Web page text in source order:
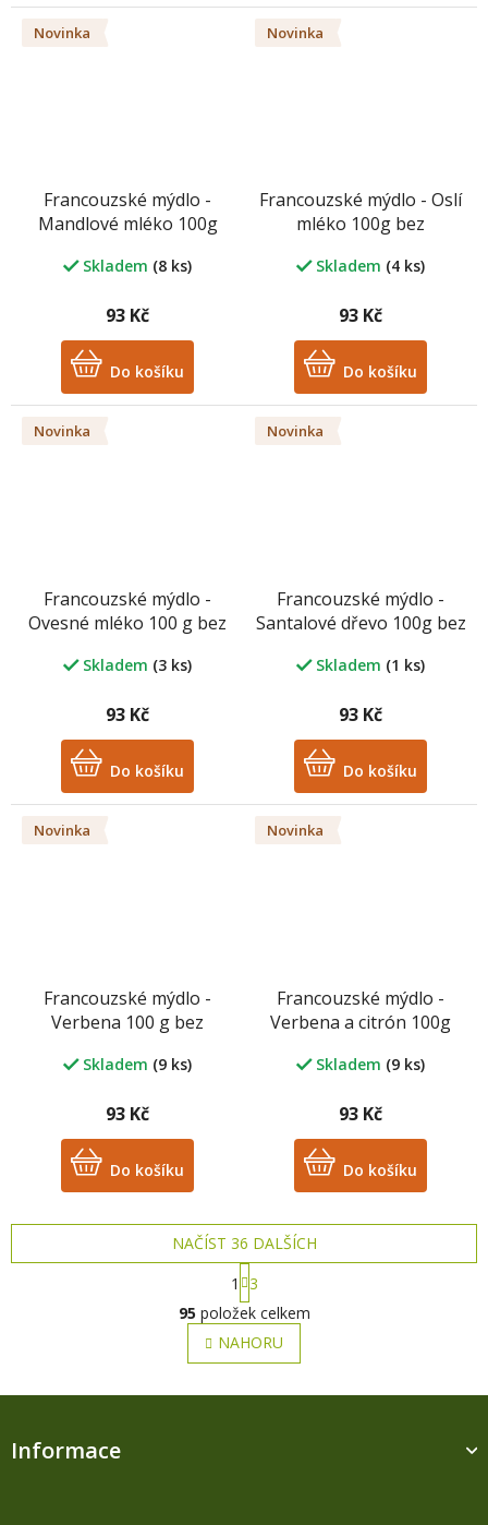
Novinka
Francouzské mýdlo -
Mandlové mléko 100g
Skladem (8 ks)
93 Kč
Do košíku
Novinka
Francouzské mýdlo - Oslí
mléko 100g bez
Skladem (4 ks)
93 Kč
Do košíku
Novinka
Francouzské mýdlo -
Ovesné mléko 100 g bez
Skladem (3 ks)
93 Kč
Do košíku
Novinka
Francouzské mýdlo -
Santalové dřevo 100g bez
Skladem (1 ks)
93 Kč
Do košíku
Novinka
Francouzské mýdlo -
Verbena 100 g bez
Skladem (9 ks)
93 Kč
Do košíku
Novinka
Francouzské mýdlo -
Verbena a citrón 100g
Skladem (9 ks)
93 Kč
Do košíku
O
v
l
á
NAČÍST 36 DALŠÍCH
S
t
r
á
n
k
v
1
3
95 položek celkem
NAHORU
Informace